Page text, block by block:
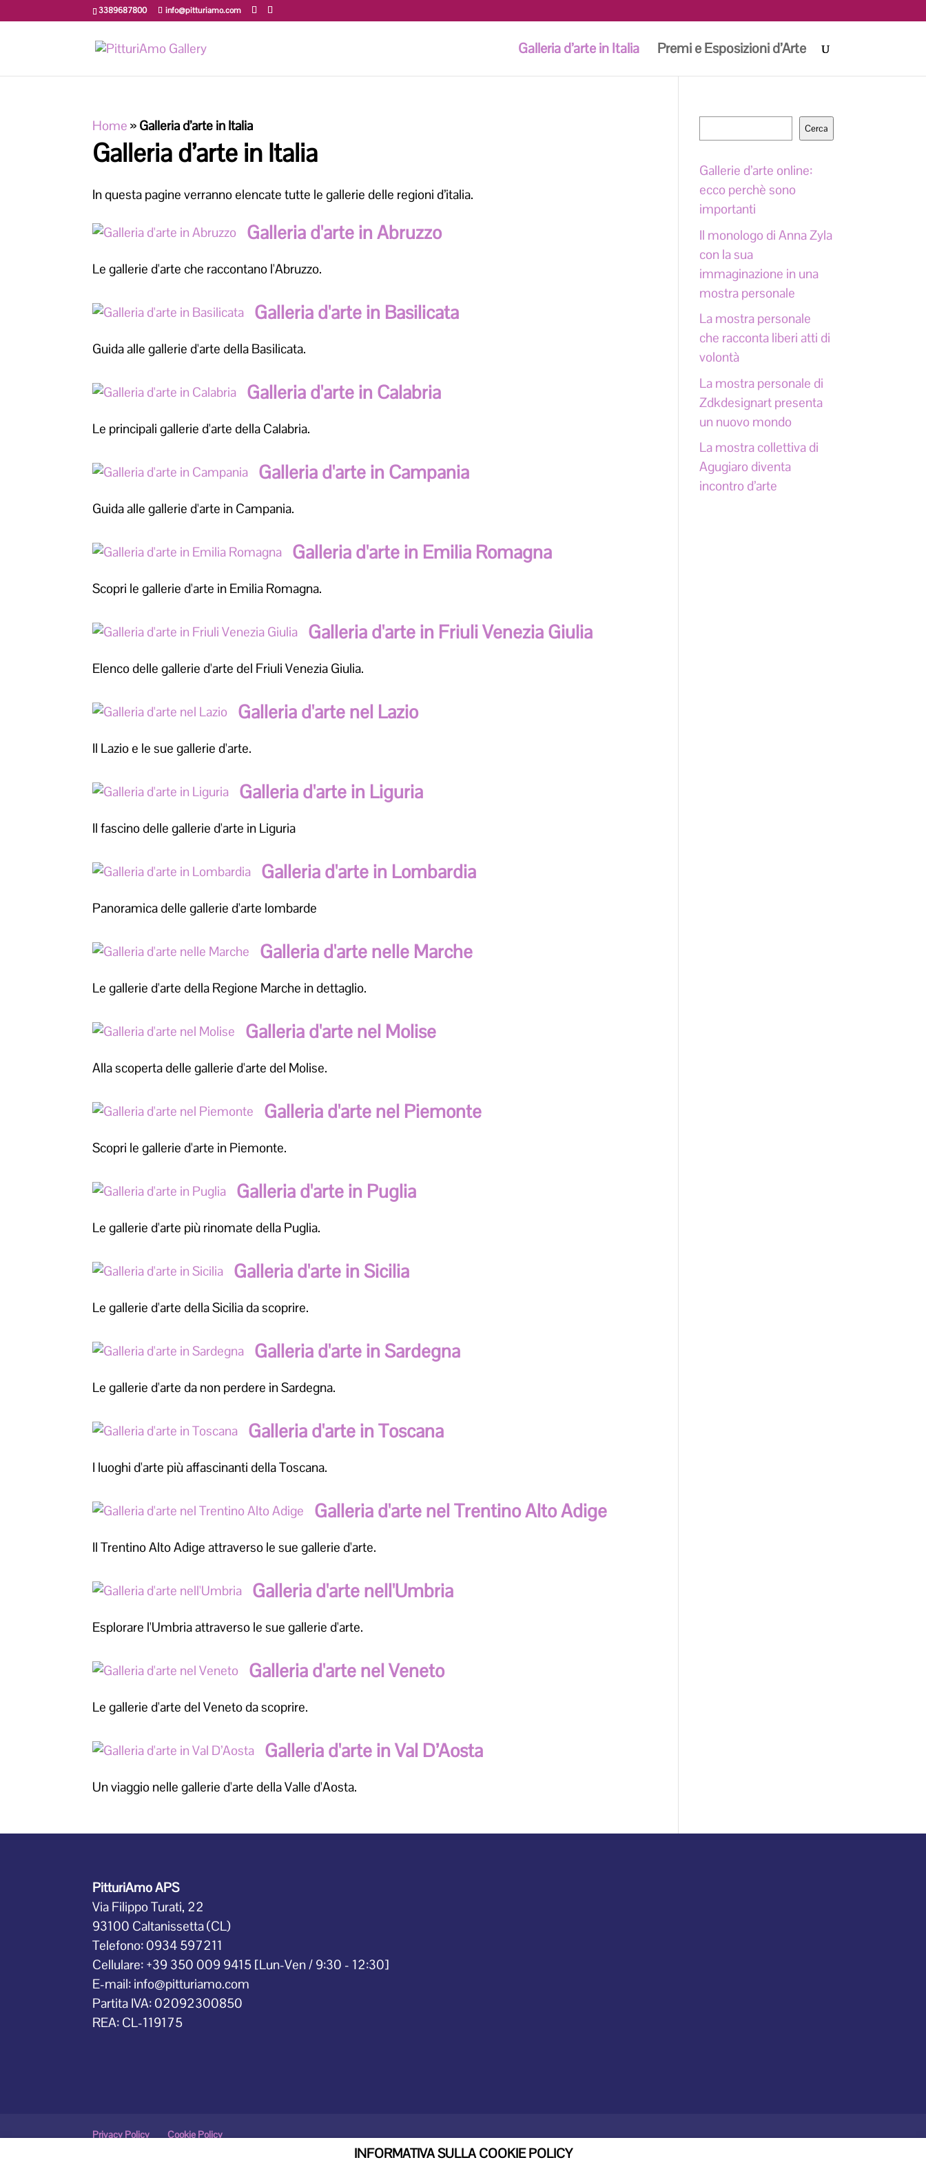
3389687800 info@pitturiamo.com
Galleria d’arte in Italia Premi e Esposizioni d’Arte
Home » Galleria d’arte in Italia
Galleria d’arte in Italia
In questa pagine verranno elencate tutte le gallerie delle regioni d’italia.
Galleria d'arte in Abruzzo
Le gallerie d'arte che raccontano l'Abruzzo.
Galleria d'arte in Basilicata
Guida alle gallerie d'arte della Basilicata.
Galleria d'arte in Calabria
Le principali gallerie d'arte della Calabria.
Galleria d'arte in Campania
Guida alle gallerie d'arte in Campania.
Galleria d'arte in Emilia Romagna
Scopri le gallerie d'arte in Emilia Romagna.
Galleria d'arte in Friuli Venezia Giulia
Elenco delle gallerie d'arte del Friuli Venezia Giulia.
Galleria d'arte nel Lazio
Il Lazio e le sue gallerie d'arte.
Galleria d'arte in Liguria
Il fascino delle gallerie d'arte in Liguria
Galleria d'arte in Lombardia
Panoramica delle gallerie d'arte lombarde
Galleria d'arte nelle Marche
Le gallerie d'arte della Regione Marche in dettaglio.
Galleria d'arte nel Molise
Alla scoperta delle gallerie d'arte del Molise.
Galleria d'arte nel Piemonte
Scopri le gallerie d'arte in Piemonte.
Galleria d'arte in Puglia
Le gallerie d'arte più rinomate della Puglia.
Galleria d'arte in Sicilia
Le gallerie d'arte della Sicilia da scoprire.
Galleria d'arte in Sardegna
Le gallerie d'arte da non perdere in Sardegna.
Galleria d'arte in Toscana
I luoghi d'arte più affascinanti della Toscana.
Galleria d'arte nel Trentino Alto Adige
Il Trentino Alto Adige attraverso le sue gallerie d'arte.
Galleria d'arte nell'Umbria
Esplorare l'Umbria attraverso le sue gallerie d'arte.
Galleria d'arte nel Veneto
Le gallerie d'arte del Veneto da scoprire.
Galleria d'arte in Val D’Aosta
Un viaggio nelle gallerie d'arte della Valle d'Aosta.
Cerca
Gallerie d’arte online:
ecco perchè sono
importanti
Il monologo di Anna Zyla
con la sua
immaginazione in una
mostra personale
La mostra personale
che racconta liberi atti di
volontà
La mostra personale di
Zdkdesignart presenta
un nuovo mondo
La mostra collettiva di
Agugiaro diventa
incontro d’arte
PitturiAmo APS
Via Filippo Turati, 22
93100 Caltanissetta (CL)
Telefono: 0934 597211
Cellulare: +39 350 009 9415 [Lun-Ven / 9:30 - 12:30]
E-mail: info@pitturiamo.com
Partita IVA: 02092300850
REA: CL-119175
Privacy Policy Cookie Policy
INFORMATIVA SULLA COOKIE POLICY